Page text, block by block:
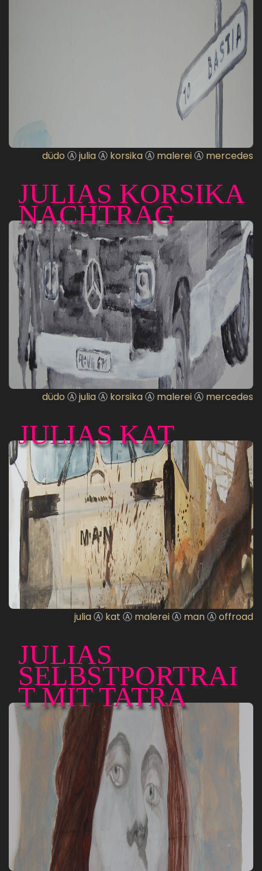
düdo ⒶjuliaⒶ korsikaⒶ malereiⒶ mercedes
JULIAS KORSIKA
NACHTRAG
düdo ⒶjuliaⒶ korsikaⒶ malereiⒶ mercedes
JULIAS KAT
juliaⒶ kat Ⓐ malereiⒶ manⒶoffroad
JULIAS
SELBSTPORTRAI
T MIT TATRA